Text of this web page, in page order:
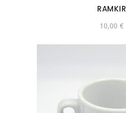
RAMKIR
10,00 €